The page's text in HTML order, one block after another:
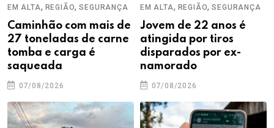
EM ALTA, REGIÃO,SEGURANÇA
Caminhão com mais de
27 toneladas de carne
tomba e carga é
saqueada
07/08/2026
EM ALTA, REGIÃO,SEGURANÇA
Jovem de 22 anos é
atingida por tiros
disparados por ex-
namorado
07/08/2026